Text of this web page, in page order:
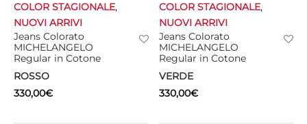
Jeans Colorato
MICHELANGELO
Regular in Cotone
ROSSO
COLOR STAGIONALE,
NUOVI ARRIVI
330,00€
Jeans Colorato
MICHELANGELO
Regular in Cotone
VERDE
COLOR STAGIONALE,
NUOVI ARRIVI
330,00€